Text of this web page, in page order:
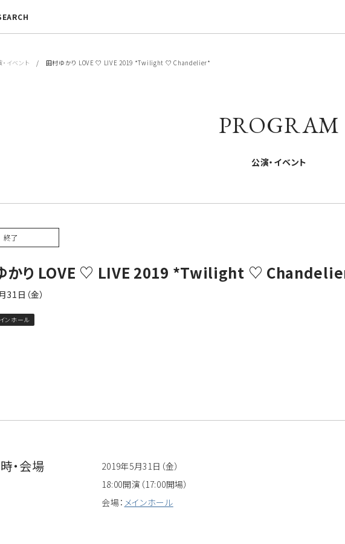
・イベント / 田村ゆかり LOVE ♡ LIVE 2019 *Twilight ♡ Chandelier*
PROGRAM
公演・イベント
終了
かり LOVE ♡ LIVE 2019 *Twilight ♡
日（金）
ンホール
・会場
2019年5月31日（金）
18:00開演（17:00開場）
会場： メインホール